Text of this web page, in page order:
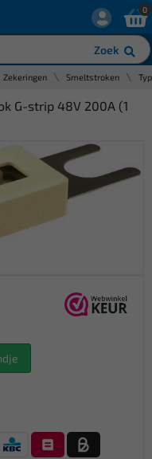
Zoek
0
Zekeringen Smeltstroken
G-strip 48V 200A (1